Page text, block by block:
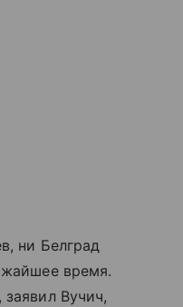
ни Белград
время.
Вучич,